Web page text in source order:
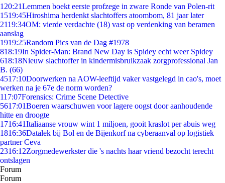
1 20:21Lemmen boekt eerste profzege in zware Ronde van Polen-rit
1519:45Hiroshima herdenkt slachtoffers atoombom, 81 jaar later
2119:34OM: vierde verdachte (18) vast op verdenking van beramen
aanslag
1919:25Random Pics van de Dag #1978
818:19In Spider-Man: Brand New Day is Spidey echt weer Spidey
618:18Nieuw slachtoffer in kindermisbruikzaak zorgprofessional Jan
B. (66)
4517:10Doorwerken na AOW-leeftijd vaker vastgelegd in cao's, moet
werken na je 67e de norm worden?
117:07Forensics: Crime Scene Detective
5617:01Boeren waarschuwen voor lagere oogst door aanhoudende
hitte en droogte
1716:41Italiaanse vrouw wint 1 miljoen, gooit kraslot per abuis weg
1816:36Datalek bij Bol en de Bijenkorf na cyberaanval op logistiek
partner Ceva
2316:12Zorgmedewerkster die 's nachts haar vriend bezocht terecht
ontslagen
Forum
Forum